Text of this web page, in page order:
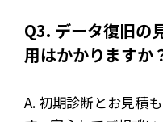
Q3. データ復旧の
用はかかりますか
A. 初期診断とお見積